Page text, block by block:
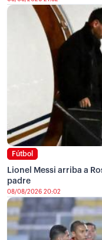
Fútbol
Lionel Messi arriba a
padre
08/08/2026 20:02